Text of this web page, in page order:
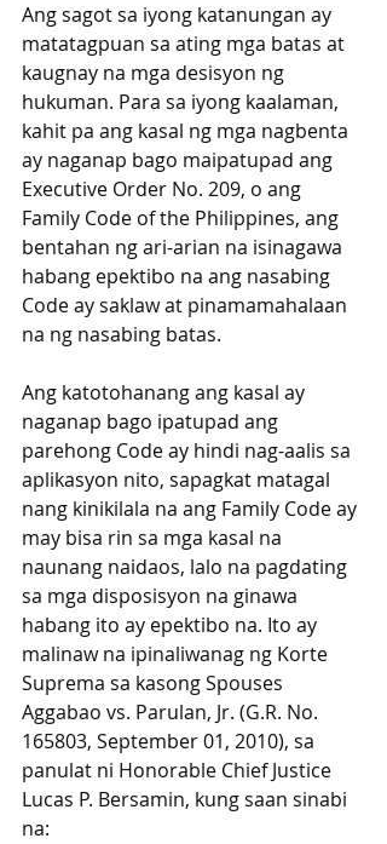
Ang sagot sa iyong katanungan ay
matatagpuan sa ating mga batas at
kaugnay na mga desisyon ng
hukuman. Para sa iyong kaalaman,
kahit pa ang kasal ng mga nagbenta
ay naganap bago maipatupad ang
Executive Order No. 209, o ang
Family Code of the Philippines, ang
bentahan ng ari-arian na isinagawa
habang epektibo na ang nasabing
Code ay saklaw at pinamamahalaan
na ng nasabing batas.
Ang katotohanang ang kasal ay
naganap bago ipatupad ang
parehong Code ay hindi nag-aalis sa
aplikasyon nito, sapagkat matagal
nang kinikilala na ang Family Code ay
may bisa rin sa mga kasal na
naunang naidaos, lalo na pagdating
sa mga disposisyon na ginawa
habang ito ay epektibo na. Ito ay
malinaw na ipinaliwanag ng Korte
Suprema sa kasong Spouses
Aggabao vs. Parulan, Jr. (G.R. No.
165803, September 01, 2010), sa
panulat ni Honorable Chief Justice
Lucas P. Bersamin, kung saan sinabi
na: